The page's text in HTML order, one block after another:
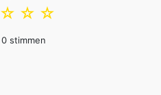
☆
☆
☆
0 stimmen